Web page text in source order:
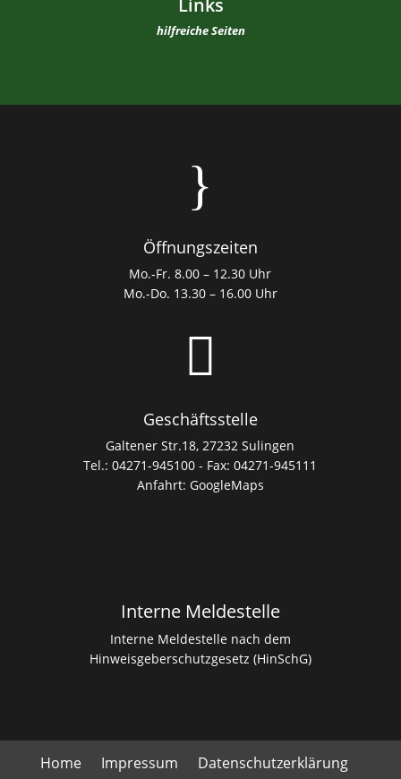
hilfreiche Seiten
}
Öffnungszeiten
Mo.-Fr. 8.00 – 12.30 Uhr
Mo.-Do. 13.30 – 16.00 Uhr

Geschäftsstelle
Galtener Str.18, 27232 Sulingen
Tel.: 04271-945100 - Fax: 04271-945111
Anfahrt: GoogleMaps
Interne Meldestelle
Interne Meldestelle nach dem
Hinweisgeberschutzgesetz (HinSchG)
Home Impressum Datenschutzerklärung